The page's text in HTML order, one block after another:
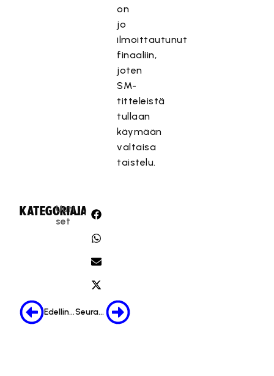
on
jo
ilmoittautunut
finaaliin,
joten
SM-
titteleistä
tullaan
käymään
valtaisa
taistelu.
KATEGORIA:
Uuti
set
JAA:
Edellinen Seuraava